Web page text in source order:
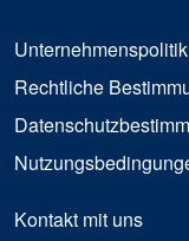
Unternehmenspolitik
Rechtliche
Kontakt mit uns